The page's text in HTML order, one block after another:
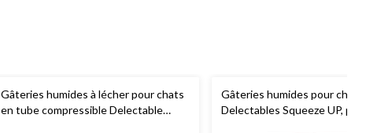
Gâteries humides à lécher pour chats
en tube compressible Delectable
Gâteries humides pour chats
Delectables Squeeze UP,